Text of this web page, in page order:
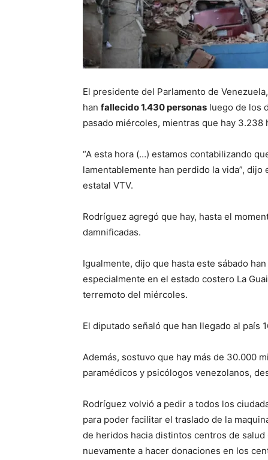
El presidente del Parlamento de Venezuela,
han fallecido 1.430 personas luego de los
pasado miércoles, mientras que hay 3.238
“A esta hora (…) estamos contabilizando
lamentablemente han perdido la vida”,
estatal VTV.
Rodríguez agregó que hay, hasta el
damnificadas.
Igualmente, dijo que hasta este sábado
especialmente en el estado costero La
terremoto del miércoles.
El diputado señaló que han llegado al país
Además, sostuvo que hay más de 30.000
paramédicos y psicólogos venezolanos,
Rodríguez volvió a pedir a todos los
para poder facilitar el traslado de la
de heridos hacia distintos centros de
nuevamente a hacer donaciones en los